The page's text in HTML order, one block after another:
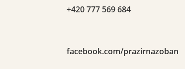
+420 777 569 684
facebook.com/prazirnazoban